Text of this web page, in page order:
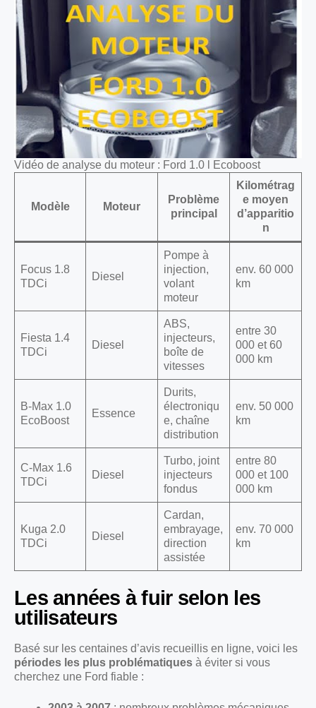
Vidéo de analyse du moteur : Ford 1.0 l Ecoboost
Modèle Moteur
Problème
principal
Kilométrag
e moyen
d’apparitio
n
Focus 1.8
TDCi
Diesel
Pompe à
injection,
volant
moteur
env. 60 000
km
Fiesta 1.4
TDCi
Diesel
ABS,
injecteurs,
boîte de
vitesses
entre 30
000 et 60
000 km
B-Max 1.0
EcoBoost
Essence
Durits,
électroniqu
e, chaîne
distribution
env. 50 000
km
C-Max 1.6
TDCi
Diesel
Turbo, joint
injecteurs
fondus
entre 80
000 et 100
000 km
Kuga 2.0
TDCi
Diesel
Cardan,
embrayage,
direction
assistée
env. 70 000
km
Les années à fuir selon les
utilisateurs
Basé sur les centaines d’avis recueillis en ligne, voici les
périodes les plus problématiques à éviter si vous
cherchez une Ford fiable :